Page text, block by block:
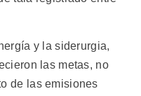
y la siderurgia,
las metas, no
de las emisiones